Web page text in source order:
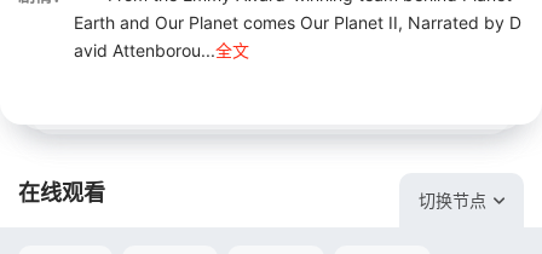
Earth and Our Planet comes Our Planet II, Narrated by D
avid Attenborou...全文
在线观看 切换节点